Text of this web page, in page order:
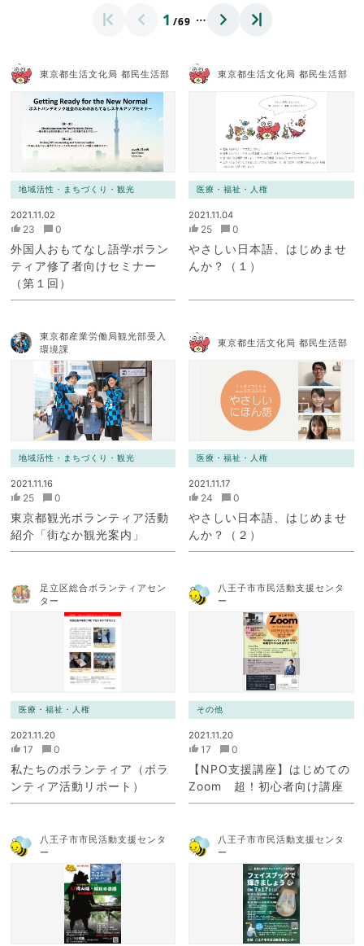
1 /69 …
東京都生活文化局 都民生活部
地域活性・まちづくり・観光
2021.11.02
23 0
外国人おもてなし語学ボラン
ティア修了者向けセミナー
（第１回）
東京都生活文化局 都民生活部
医療・福祉・人権
2021.11.04
25 0
やさしい日本語、はじめませ
んか？（１）
東京都産業労働局観光部受入
環境課
地域活性・まちづくり・観光
2021.11.16
25 0
東京都観光ボランティア活動
紹介「街なか観光案内」
東京都生活文化局 都民生活部
医療・福祉・人権
2021.11.17
24 0
やさしい日本語、はじめませ
んか？（２）
足立区総合ボランティアセン
ター
医療・福祉・人権
2021.11.20
17 0
私たちのボランティア（ボラ
ンティア活動リポート）
八王子市市民活動支援センタ
ー
その他
2021.11.20
17 0
【NPO支援講座】はじめての
Zoom 超！初心者向け講座
八王子市市民活動支援センタ
ー
八王子市市民活動支援センタ
ー